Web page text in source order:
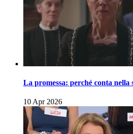
La promessa: perché conta nella
10 Apr 2026